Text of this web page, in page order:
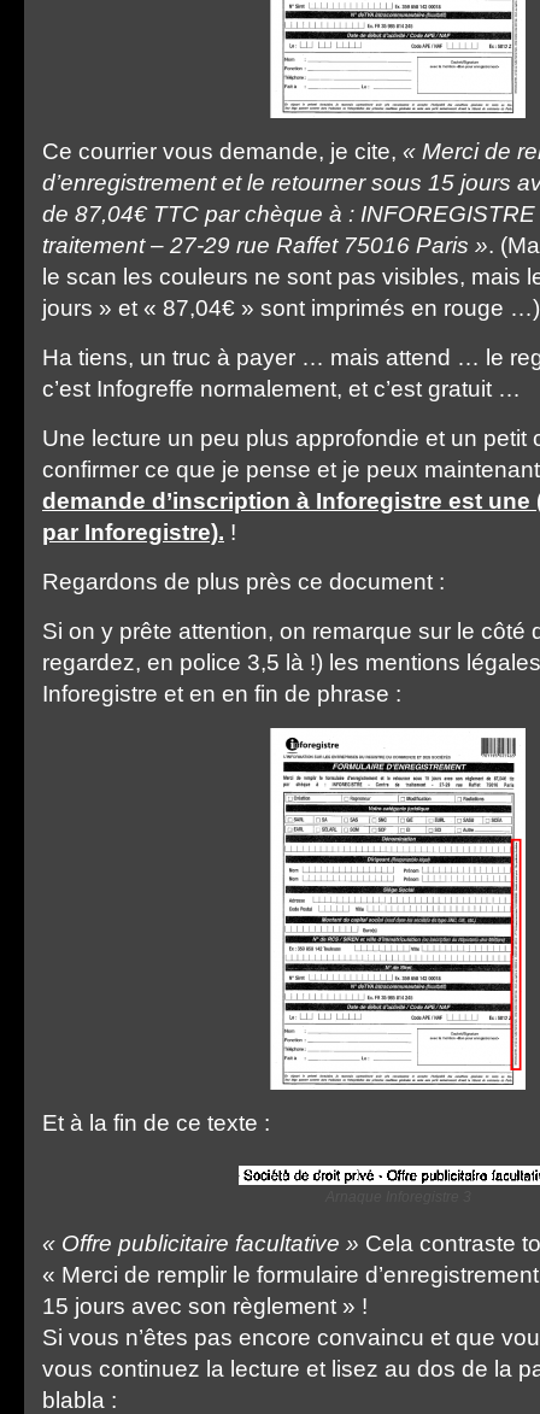
Ce courrier vous demande, je cite, « Merci de
d’enregistrement et le retourner sous 15 jours
de 87,04€ TTC par chèque à :
traitement – 27-29 rue Raffet 75016 Paris ».
le scan les couleurs ne sont pas visibles, mais
jours » et « 87,04€ » sont imprimés en rouge
Ha tiens, un truc à payer … mais attend … le
c’est Infogreffe normalement, et c’est gratuit …
Une lecture un peu plus approfondie et un petit
confirmer ce que je pense et je peux
demande d’inscription à Inforegistre est
par Inforegistre). !
Regardons de plus près ce document :
Si on y prête attention, on remarque sur le côté
regardez, en police 3,5 là !) les mentions
Inforegistre et en en fin de phrase :
Et à la fin de ce texte :
« Offre publicitaire facultative » Cela contraste
« Merci de remplir le formulaire
15 jours avec son règlement » !
Si vous n’êtes pas encore convaincu et que
vous continuez la lecture et lisez au dos de la
blabla :